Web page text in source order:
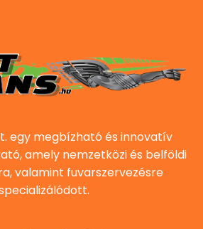
egy megbízható és innovatív
amely nemzetközi és belföldi
valamint fuvarszervezésre